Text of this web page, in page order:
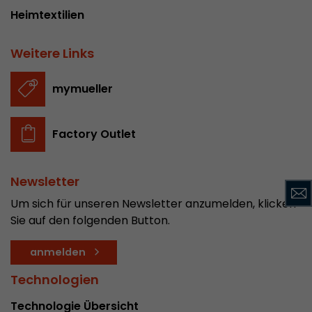
Heimtextilien
Weitere Links
mymueller
Factory Outlet
Newsletter
Um sich für unseren Newsletter anzumelden, klicken
Sie auf den folgenden Button.
anmelden
Technologien
Technologie Übersicht
Zweck
Dieses Cookie ist das Besucherquellen Cookie.
Informationen welche über Kampagnen
aktuelle. Wenn keine Informationen zur
diesem Wege kann Google Analytics
Conversions und E-Commerce Transaktionen
Name _ga
Provider https://analytics.google.com
Laufzeit 2 Jahre
Registriert eine eindeutige ID, die verwendet